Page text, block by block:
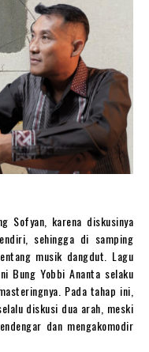
Sofyan, karena diskusinya
sehingga di samping
musik dangdut. Lagu
Bung Yobbi Ananta selaku
Pada tahap ini,
diskusi dua arah, meski
dan mengakomodir